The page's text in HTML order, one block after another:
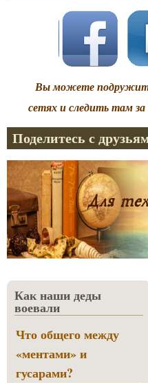
Вы можете
сетях и следить там
Поделитесь с
Как наши деды
воевали
Что общего между
«ментами» и
гусарами?